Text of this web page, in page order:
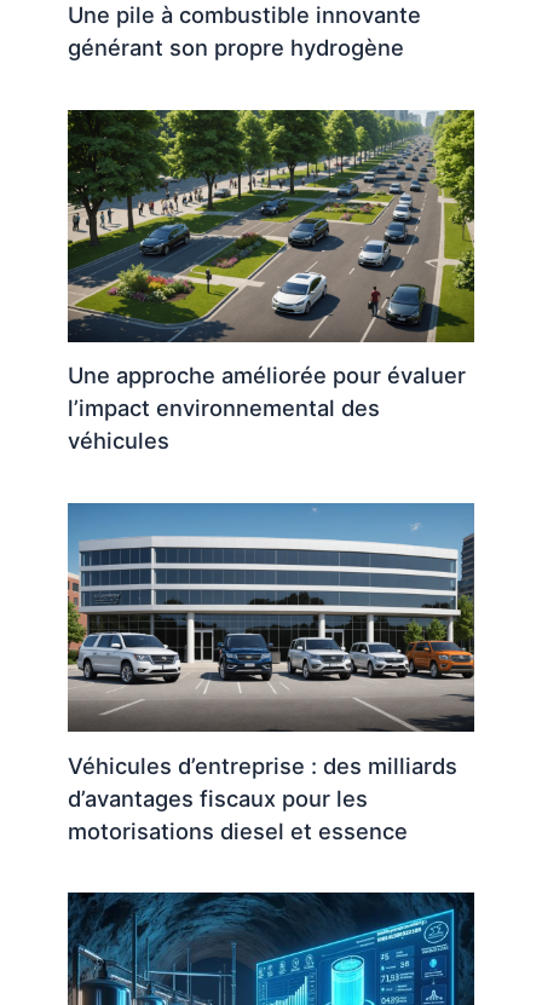
Une pile à combustible innovante
générant son propre hydrogène
Une approche améliorée pour évaluer
l’impact environnemental des
véhicules
Véhicules d’entreprise : des milliards
d’avantages fiscaux pour les
motorisations diesel et essence